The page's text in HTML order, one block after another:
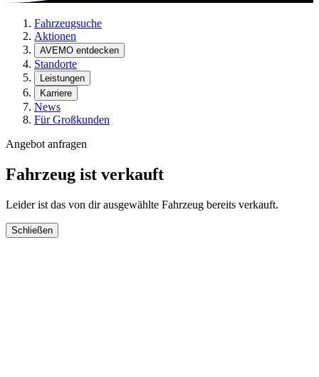
Fahrzeugsuche
Aktionen
AVEMO entdecken
Standorte
Leistungen
Karriere
News
Für Großkunden
Angebot anfragen
Fahrzeug ist verkauft
Leider ist das von dir ausgewählte Fahrzeug bereits verkauft.
Schließen